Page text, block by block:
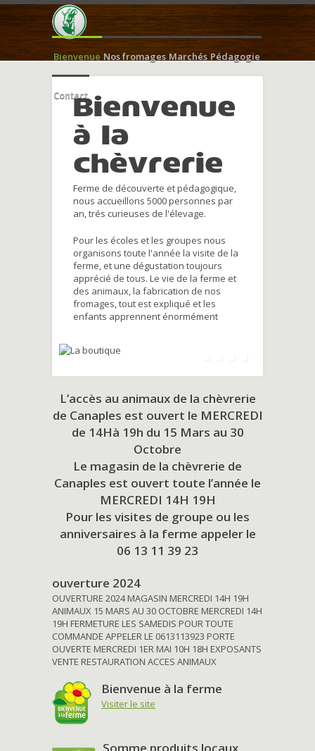
Bienvenue Nos fromages Marchés Pédagogie
ContactBienvenue
à la
chèvrerie
Ferme de découverte et pédagogique,
nous accueillons 5000 personnes par
an, trés curieuses de l'élevage.
Pour les écoles et les groupes nous
organisons toute l'année la visite de la
ferme, et une dégustation toujours
apprécié de tous. Le vie de la ferme et
des animaux, la fabrication de nos
fromages, tout est expliqué et les
enfants apprennent énormément
L’accès au animaux de la chèvrerie
de Canaples est ouvert le MERCREDI
de 14Hà 19h du 15 Mars au 30
Octobre
Le magasin de la chèvrerie de
Canaples est ouvert toute l’année le
MERCREDI 14H 19H
Pour les visites de groupe ou les
anniversaires à la ferme appeler le
06 13 11 39 23
ouverture 2024
OUVERTURE 2024 MAGASIN MERCREDI 14H 19H
ANIMAUX 15 MARS AU 30 OCTOBRE MERCREDI 14H
19H FERMETURE LES SAMEDIS POUR TOUTE
COMMANDE APPELER LE 0613113923 PORTE
OUVERTE MERCREDI 1ER MAI 10H 18H EXPOSANTS
VENTE RESTAURATION ACCES ANIMAUX
Bienvenue à la ferme
Visiter le site
Somme produits locaux